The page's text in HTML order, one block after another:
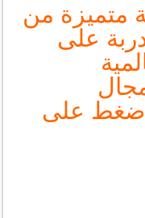
متميزة من
على
اضغط على